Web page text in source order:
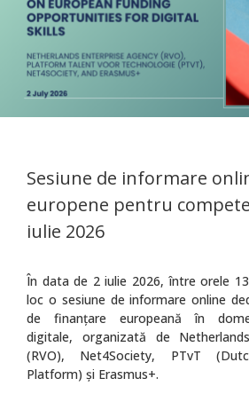
Sesiune de informare
europene pentru
iulie 2026
În data de 2 iulie 2026, între orele
loc o sesiune de informare online
de finanțare europeană în
digitale, organizată de
(RVO), Net4Society, PTvT
Platform) și Erasmus+.